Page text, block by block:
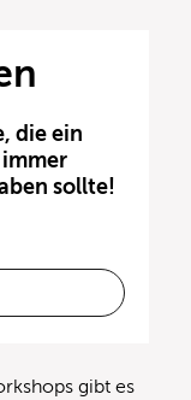
die ein
immer
sollte!
gibt es